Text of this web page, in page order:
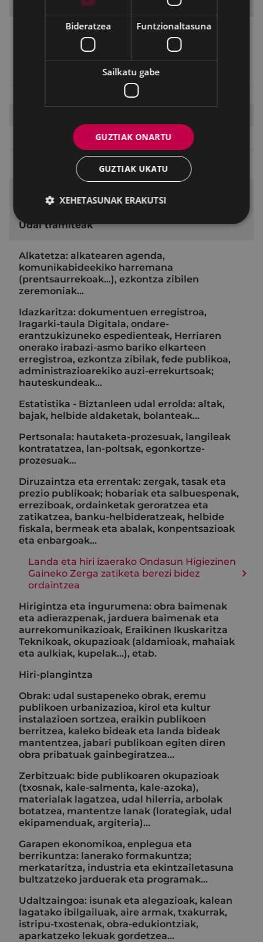
DESKARGATU DOKUMENTUAK
Landa eta hiri izaerako Ondasun Higiezinen
Gaineko Zergaren zatikako ordainketa eskatzeko
244.1 KB)
Hasi tramitea
Tramiteak eta zerbitzuak
Udal tramiteak
Alkatetza: alkatearen agenda,
komunikabideekiko harremana
(prentsaurrekoak...), ezkontza zibilen
zeremoniak…
Idazkaritza: dokumentuen erregistroa,
Iragarki-taula Digitala, ondare-
erantzukizuneko espedienteak, Herriaren
onerako irabazi-asmo bariko elkarteen
erregistroa, ezkontza zibilak, fede publikoa,
administrazioarekiko auzi-errekurtsoak;
hauteskundeak…
Estatistika - Biztanleen udal errolda: altak,
bajak, helbide aldaketak, bolanteak...
Pertsonala: hautaketa-prozesuak, langileak
kontratatzea, lan-poltsak, egonkortze-
prozesuak...
Diruzaintza eta errentak: zergak, tasak eta
prezio publikoak; hobariak eta salbuespenak,
erreziboak, ordainketak geroratzea eta
zatikatzea, banku-helbideratzeak, helbide
fiskala, bermeak eta abalak, konpentsazioak
eta enbargoak…
Landa eta hiri izaerako Ondasun Higiezinen
Gaineko Zerga zatiketa berezi bidez
ordaintzea
Hirigintza eta ingurumena: obra baimenak
eta adierazpenak, jarduera baimenak eta
aurrekomunikazioak, Eraikinen Ikuskaritza
Teknikoak, okupazioak (aldamioak, mahaiak
eta aulkiak, kupelak...), etab.
Hiri-plangintza
Obrak: udal sustapeneko obrak, eremu
publikoen urbanizazioa, kirol eta kultur
instalazioen sortzea, eraikin publikoen
berritzea, kaleko bideak eta landa bideak
mantentzea, jabari publikoan egiten diren
obra pribatuak gainbegiratzea…
Zerbitzuak: bide publikoaren okupazioak
(txosnak, kale-salmenta, kale-azoka),
materialak lagatzea, udal hilerria, arbolak
botatzea, mantentze lanak (lorategiak, udal
ekipamenduak, argiteria)...
Garapen ekonomikoa, enplegua eta
berrikuntza: lanerako formakuntza;
merkataritza, industria eta ekintzailetasuna
bultzatzeko jarduerak eta programak...
Udaltzaingoa: isunak eta alegazioak, kalean
lagatako ibilgailuak, aire armak, txakurrak,
istripu-txostenak, obra-edukiontziak,
aparkatzeko lekuak gordetzea...
Bideratzea Funtzionaltasuna
Sailkatu gabe
GUZTIAK ONARTU
GUZTIAK UKATU
XEHETASUNAK ERAKUTSI